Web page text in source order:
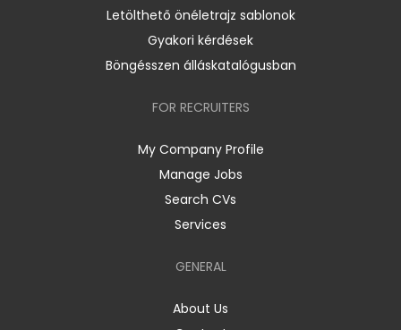
Letölthető önéletrajz sablonok
Gyakori kérdések
Böngésszen álláskatalógusban
FOR RECRUITERS
My Company Profile
Manage Jobs
Search CVs
Services
GENERAL
About Us